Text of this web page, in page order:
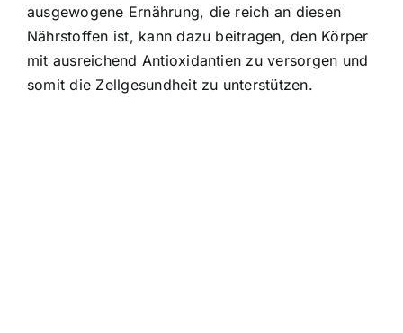
ausgewogene Ernährung, die reich an diesen
Nährstoffen ist, kann dazu beitragen, den Körper
mit ausreichend Antioxidantien zu versorgen und
somit die Zellgesundheit zu unterstützen.